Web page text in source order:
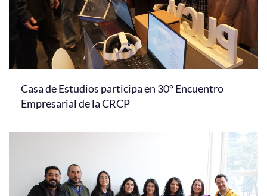
Casa de Estudios participa en 30° Encuentro
Empresarial de la CRCP